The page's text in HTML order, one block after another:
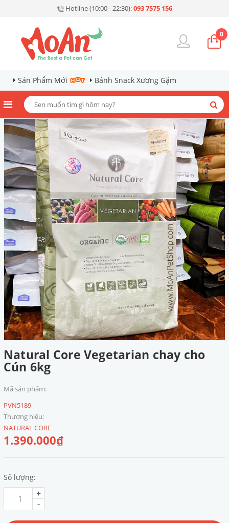
Hotline (10:00 - 22:30):093 7575 156
0
Sản Phẩm Mới Bánh Snack Xương Gặm
Natural Core Vegetarian chay cho
Cún 6kg
Mã sản phẩm:
PVN5189
Thương hiệu:
NATURAL CORE
1.390.000₫
Số lượng:
-
+